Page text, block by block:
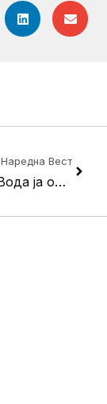
Наредна Вест
Советот на општина Кисела Вода ја одржa 30-та пленарна седница